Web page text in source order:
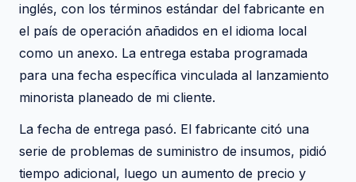
inglés, con los términos estándar del fabricante en
el país de operación añadidos en el idioma local
como un anexo. La entrega estaba programada
para una fecha específica vinculada al lanzamiento
minorista planeado de mi cliente.
La fecha de entrega pasó. El fabricante citó una
serie de problemas de suministro de insumos, pidió
tiempo adicional, luego un aumento de precio y